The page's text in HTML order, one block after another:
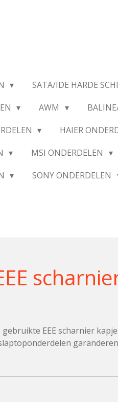
SATA/IDE HARDE
AWM
HAIER
MSI ONDERDELEN
SONY ONDERDELEN
EEE scharnier